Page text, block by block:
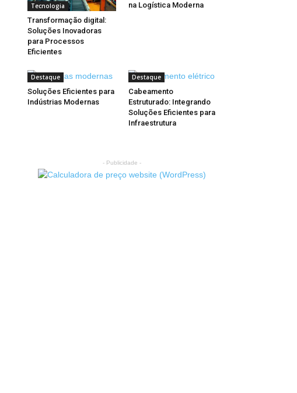
Tecnologia
Transformação digital:
Soluções Inovadoras
para Processos
Eficientes
na Logística Moderna
Destaque
Soluções Eficientes para
Indústrias Modernas
Destaque
Cabeamento
Estruturado: Integrando
Soluções Eficientes para
Infraestrutura
- Publicidade -